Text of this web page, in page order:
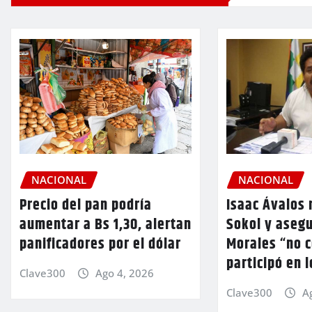
NACIONAL
Precio del pan podría
aumentar a Bs 1,30, alertan
panificadores por el dólar
Clave300 Ago 4, 2026
NACIONAL
Isaac Ávalos
Sokol y
Morales “no
participó en
Clave300